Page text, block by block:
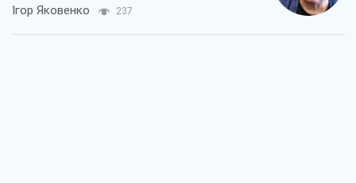
Ігор Яковенко 237